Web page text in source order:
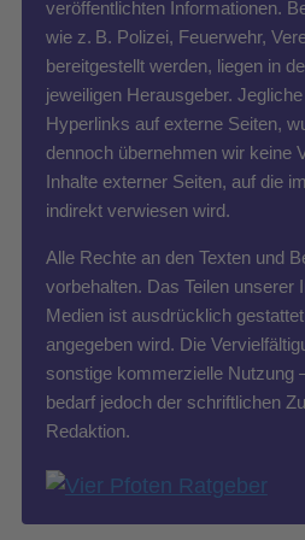
veröffentlichten Informationen.
wie z. B. Polizei, Feuerwehr,
bereitgestellt werden, liegen in
jeweiligen Herausgeber.
Hyperlinks auf externe Seiten,
dennoch übernehmen wir keine
Inhalte externer Seiten, auf die
indirekt verwiesen wird.
Alle Rechte an den Texten und
vorbehalten. Das Teilen unserer
Medien ist ausdrücklich
angegeben wird. Die
sonstige kommerzielle Nutzung
bedarf jedoch der schriftlichen
Redaktion.